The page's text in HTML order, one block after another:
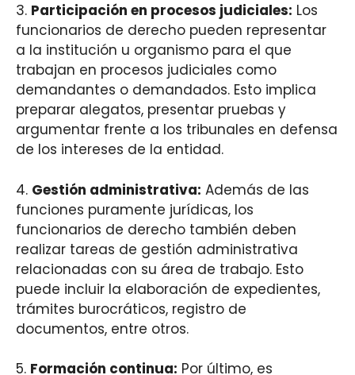
3. Participación en procesos judiciales: Los
funcionarios de derecho pueden representar
a la institución u organismo para el que
trabajan en procesos judiciales como
demandantes o demandados. Esto implica
preparar alegatos, presentar pruebas y
argumentar frente a los tribunales en defensa
de los intereses de la entidad.
4. Gestión administrativa: Además de las
funciones puramente jurídicas, los
funcionarios de derecho también deben
realizar tareas de gestión administrativa
relacionadas con su área de trabajo. Esto
puede incluir la elaboración de expedientes,
trámites burocráticos, registro de
documentos, entre otros.
5. Formación continua: Por último, es